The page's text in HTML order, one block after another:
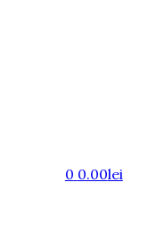
0 0.00lei